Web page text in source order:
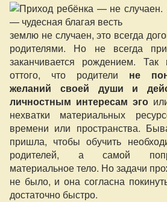
землю не случаен, это всегда
родителями. Но не всегда
заканчивается рождением.
оттого, что родители не
желаний своей души и
личностным интересам эго
нехватки материальных
времени или пространства.
пришла, чтобы обучить
родителей, а самой
материальное тело. Но задачи
не было, и она согласна
достаточно быстро.